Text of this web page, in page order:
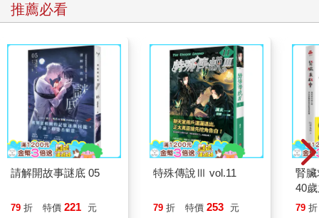
科技的，應該做擅長的事。
某一天，公司把他賣給緬甸另一間詐騙公司，把他賣掉的人不跟
他說自己因此賺了多少錢。「他只說：『你是我們的，我們買了
你……』這感覺好怪，很像回到了非洲買賣奴隸的那個年代……
很難相信會有人跟你說『你是我的』。」他本來只是來工作6個月
而已，卻花了整整1年才回到坎帕拉。
自願？
就跟張先生、阿雲、阿沛、喬治一樣，每年都有數千人遭到誘
騙、販運、買賣給東南亞與其他地區的詐騙業者。正如我們在前
言所見，據聯合國人權事務高級專員辦事處估計，2023年有至少
12萬人，可能被迫在緬甸從事網路詐騙活動，另有10萬人在柬埔
寨。
推薦必看
請解開故事謎底 05
79 折 特價 221 元
特殊傳說Ⅲ vol.11
79 折 特價 253 元
腎
40
就
79 折